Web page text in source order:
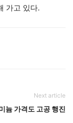
가고 있다.
Next article
늄 가격도 고공 행진